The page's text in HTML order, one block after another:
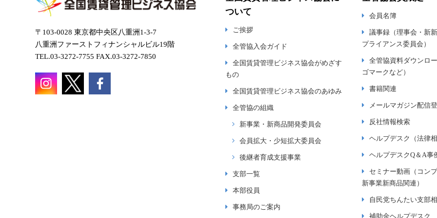
〒103-0028 東京都中央区八重洲1-3-7
八重洲ファーストフィナンシャルビル19階
TEL.03-3272-7755 FAX.03-3272-7850
ついて
ご挨拶
全管協入会ガイド
全国賃貸管理ビジネス協会がめざす
もの
全国賃貸管理ビジネス協会のあゆみ
全管協の組織
新事業・新商品開発委員会
会員拡大・少短拡大委員会
後継者育成支援事業
支部一覧
本部役員
事務局のご案内
会員名簿
議事録（理事会・新
プライアンス委員会）
全管協資料ダウンロ
ゴマークなど）
書籍関連
メールマガジン配信
反社情報検索
ヘルプデスク（法律
ヘルプデスクQ＆A事
セミナー動画（コン
新事業新商品関連）
自民党ちんたい支部
補助金ヘルプデスク